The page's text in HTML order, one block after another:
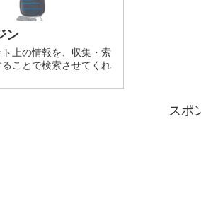
ン
上の情報を、収集・索
ことで検索させてくれ
スポ